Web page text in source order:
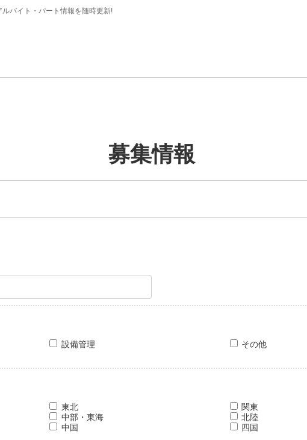
バイト・パート情報を随時更新!
募集情報
設備管理 その他
東北
関東
中部・東海
北陸
中国
四国